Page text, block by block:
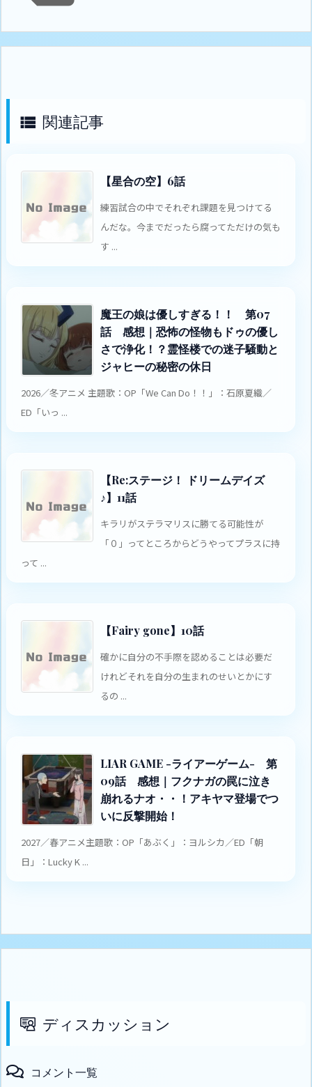
 関連記事
【星合の空】6話
練習試合の中でそれぞれ課題を見つけてる
んだな。今までだったら腐ってただけの気も
す ...
魔王の娘は優しすぎる！！ 第07
話 感想｜恐怖の怪物もドゥの優し
さで浄化！？霊怪楼での迷子騒動と
ジャヒーの秘密の休日
2026／冬アニメ 主題歌：OP「We Can Do！！」：石原夏織／
ED「いっ ...
【Re:ステージ！ ドリームデイズ
♪】11話
キラリがステラマリスに勝てる可能性が
「０」ってところからどうやってプラスに持
って ...
【Fairy gone】10話
確かに自分の不手際を認めることは必要だ
けれどそれを自分の生まれのせいとかにす
るの ...
LIAR GAME -ライアーゲーム- 第
09話 感想｜フクナガの罠に泣き
崩れるナオ・・！アキヤマ登場でつ
いに反撃開始！
2027／春アニメ主題歌：OP「あぶく」：ヨルシカ／ED「朝
日」：Lucky K ...
ディスカッション
コメント一覧